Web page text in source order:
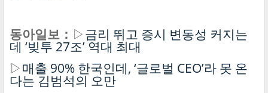
동아일보： ▷금리 뛰고 증시 변동성 커지는
데 ‘빚투 27조’ 역대 최대
▷매출 90% 한국인데, ‘글로벌 CEO’라 못 온
다는 김범석의 오만